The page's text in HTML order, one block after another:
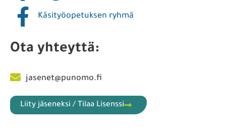
Käsityöopetuksen ryhmä
Ota yhteyttä:
jasenet@punomo.fi
Liity jäseneksi / Tilaa Lisenssi